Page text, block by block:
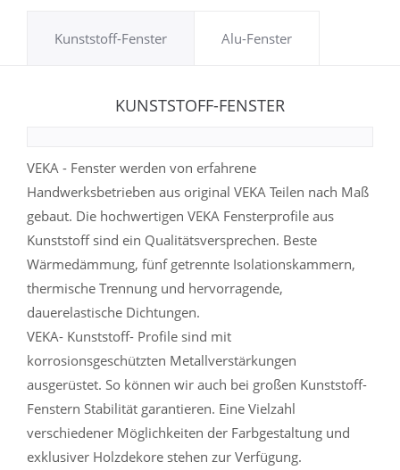
Kunststoff-Fenster Alu-Fenster
KUNSTSTOFF-FENSTER
VEKA - Fenster werden von erfahrene
Handwerksbetrieben aus original VEKA Teilen nach Maß
gebaut. Die hochwertigen VEKA Fensterprofile aus
Kunststoff sind ein Qualitätsversprechen. Beste
Wärmedämmung, fünf getrennte Isolationskammern,
thermische Trennung und hervorragende,
dauerelastische Dichtungen.
VEKA- Kunststoff- Profile sind mit
korrosionsgeschützten Metallverstärkungen
ausgerüstet. So können wir auch bei großen Kunststoff-
Fenstern Stabilität garantieren. Eine Vielzahl
verschiedener Möglichkeiten der Farbgestaltung und
exklusiver Holzdekore stehen zur Verfügung.